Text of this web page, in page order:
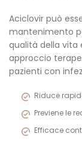
Aciclovir può
mantenimento
qualità della vita
approccio
pazienti con
Riduce
Previene le
Efficace